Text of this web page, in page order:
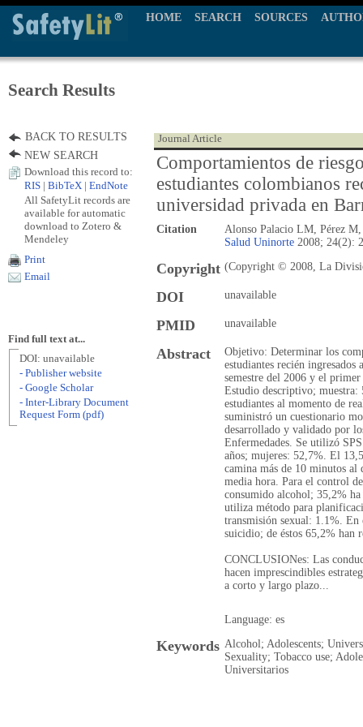
HOME SEARCH SOURCES
Search Results
Journal Article
Comportamientos de
estudiantes colombianos
universidad privada en
Citation
Alonso Palacio LM, Pérez
Salud Uninorte 2008; 24(2):
Copyright (Copyright © 2008, La
DOI unavailable
PMID unavailable
Abstract
Objetivo: Determinar los
estudiantes recién
semestre del 2006 y el
Estudio descriptivo; muestra:
estudiantes al momento de
suministró un cuestionario
desarrollado y validado por
Enfermedades. Se utilizó
años; mujeres: 52,7%. El
camina más de 10 minutos al
media hora. Para el control
consumido alcohol; 35,2%
utiliza método para
transmisión sexual: 1.1%.
suicidio; de éstos 65,2% han
CONCLUSIONes: Las
hacen imprescindibles
a corto y largo plazo...
Language: es
Keywords Alcohol; Adolescents;
Sexuality; Tobacco use;
Universitarios
BACK TO RESULTS
NEW SEARCH
Download this record to:
RIS
BibTeX EndNote
All SafetyLit records are
available for automatic
download to Zotero &
Mendeley
Print
Email
Find full text at...
DOI: unavailable
- Publisher website
- Google Scholar
- Inter-Library Document
Request Form (pdf)